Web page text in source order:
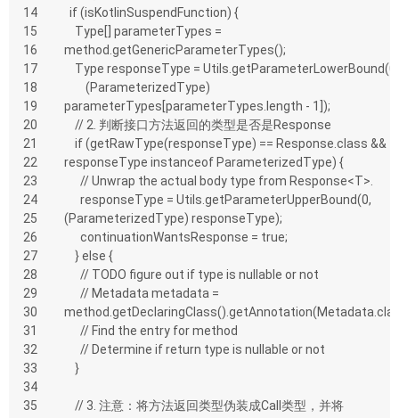
14
15
16
17
18
19
20
21
22
23
24
25
26
27
28
29
30
31
32
33
34
35
  if (isKotlinSuspendFunction) {
method.getGenericParameterTypes();
    Type responseType = Utils.getParameterLowerBound(0,
parameterTypes[parameterTypes.length - 1]);
    // 2. 判断接口方法返回的类型是否是Response
responseType instanceof ParameterizedType) {
      // Unwrap the actual body type from Response<T>.
(ParameterizedType) responseType);
      continuationWantsResponse = true;
    } else {
      // TODO figure out if type is nullable or not
      // Find the entry for method
      // Determine if return type is nullable or not
    }